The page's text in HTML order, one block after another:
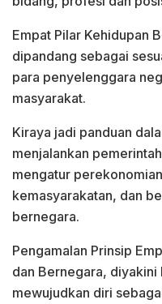
Empat Pilar Kehidupan
dipandang sebagai
para penyelenggara
masyarakat.
Kiraya jadi panduan
menjalankan
mengatur
kemasyarakatan, dan
bernegara.
Pengamalan Prinsip
dan Bernegara, diyakini
mewujudkan diri